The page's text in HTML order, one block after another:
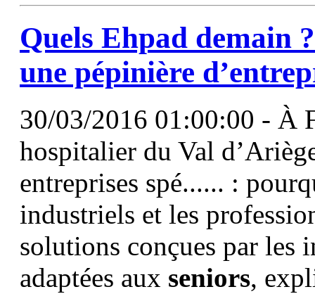
Quels Ehpad demain
une pépinière
30/03/2016 01:00:00 - À
hospitalier du Val
entreprises spé...... :
industriels et les
solutions conçues par les
adaptées aux seniors,